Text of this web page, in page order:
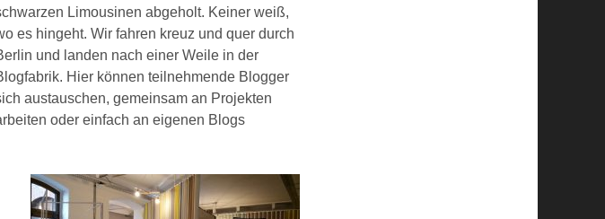
Limousinen abgeholt. Keiner weiß,
es hingeht. Wir fahren kreuz und quer durch
und landen nach einer Weile in der
Hier können teilnehmende Blogger
austauschen, gemeinsam an Projekten
oder einfach an eigenen Blogs